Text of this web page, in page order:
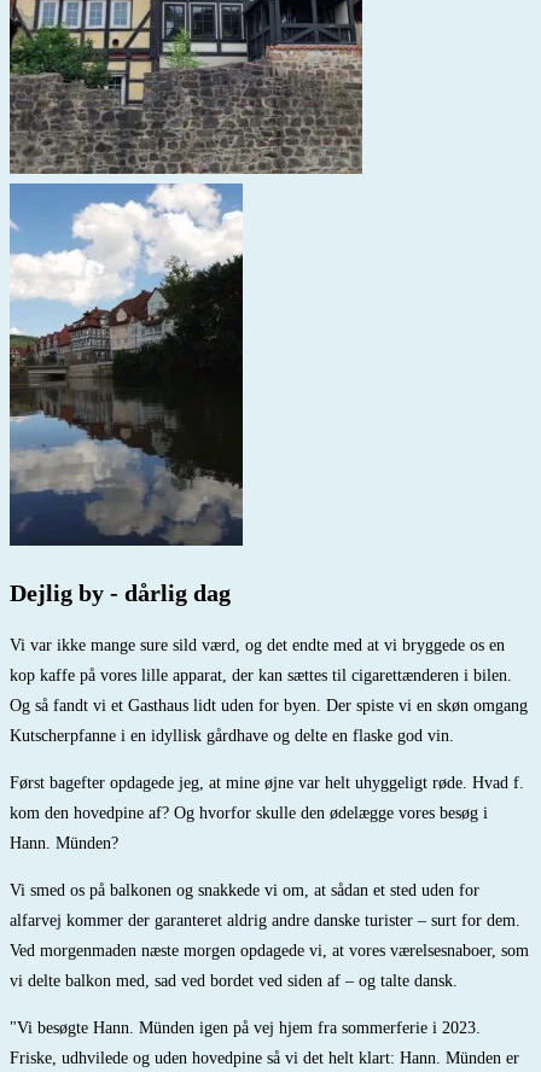
Dejlig by - dårlig dag
Vi var ikke mange sure sild værd, og det endte med at vi bryggede os en
kop kaffe på vores lille apparat, der kan sættes til cigarettænderen i bilen.
Og så fandt vi et Gasthaus lidt uden for byen. Der spiste vi en skøn omgang
Kutscherpfanne i en idyllisk gårdhave og delte en flaske god vin.
Først bagefter opdagede jeg, at mine øjne var helt uhyggeligt røde. Hvad f.
kom den hovedpine af? Og hvorfor skulle den ødelægge vores besøg i
Hann. Münden?
Vi smed os på balkonen og snakkede vi om, at sådan et sted uden for
alfarvej kommer der garanteret aldrig andre danske turister – surt for dem.
Ved morgenmaden næste morgen opdagede vi, at vores værelsesnaboer, som
vi delte balkon med, sad ved bordet ved siden af – og talte dansk.
"Vi besøgte Hann. Münden igen på vej hjem fra sommerferie i 2023.
Friske, udhvilede og uden hovedpine så vi det helt klart: Hann. Münden er